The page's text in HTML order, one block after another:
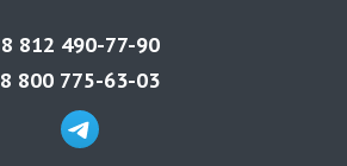
8 812 490-77-90
8 800 775-63-03